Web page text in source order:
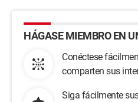
HÁGASE MIEMBRO EN
Conéctese
comparten sus
Siga fácilmente